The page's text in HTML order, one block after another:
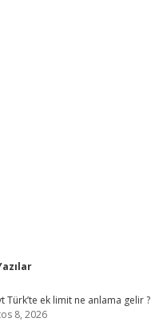
Türk’te ek limit ne anlama gelir ?
8, 2026